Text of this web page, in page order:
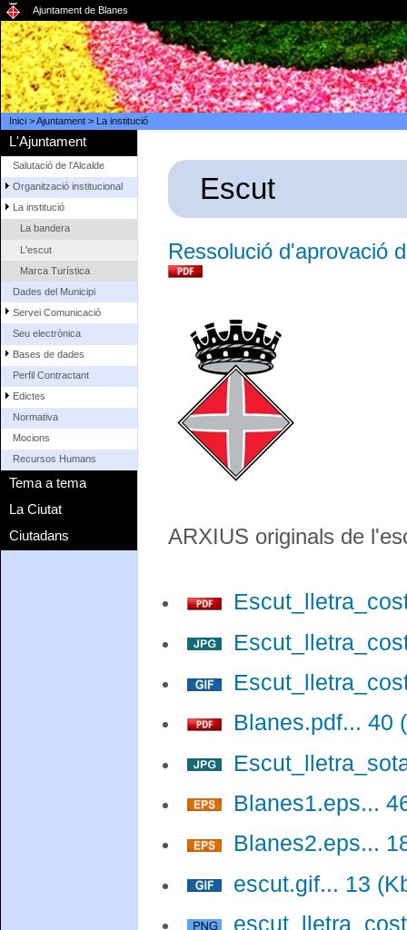
Ajuntament de Blanes
Inici>Ajuntament> La institució
L'Ajuntament
Salutació de l'Alcalde
Organització institucional
La institució
La bandera
L'escut
Marca Turística
Dades del Municipi
Servei Comunicació
Seu electrònica
Bases de dades
Perfil Contractant
Edictes
Normativa
Mocions
Recursos Humans
Tema a tema
La Ciutat
Ciutadans
Escut
Ressolució d'aprovació
ARXIUS originals de
Blanes.pdf... 40
Blanes1.eps...
Blanes2.eps...
escut.gif... 13